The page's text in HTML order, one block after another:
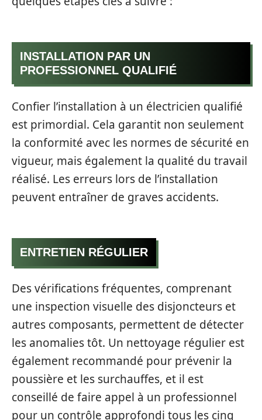
INSTALLATION PAR UN
PROFESSIONNEL QUALIFIÉ
Confier l’installation à un électricien qualifié
est primordial. Cela garantit non seulement
la conformité avec les normes de sécurité en
vigueur, mais également la qualité du travail
réalisé. Les erreurs lors de l’installation
peuvent entraîner de graves accidents.
ENTRETIEN RÉGULIER
Des vérifications fréquentes, comprenant
une inspection visuelle des disjoncteurs et
autres composants, permettent de détecter
les anomalies tôt. Un nettoyage régulier est
également recommandé pour prévenir la
poussière et les surchauffes, et il est
conseillé de faire appel à un professionnel
pour un contrôle approfondi tous les cinq